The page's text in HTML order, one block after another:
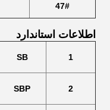
47#
اطلاعات استاندارد
1
SB
2
SBP